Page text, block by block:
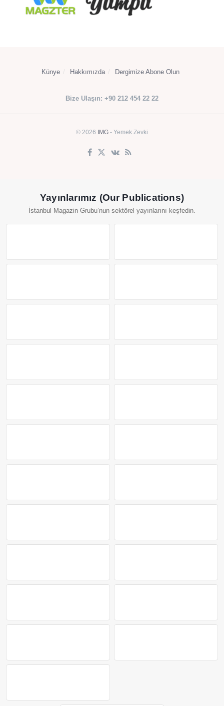
Künye Hakkımızda Dergimize Abone Olun
Bize Ulaşın: +90 212 454 22 22
© 2026 IMG - Yemek Zevki
Yayınlarımız (Our Publications)
İstanbul Magazin Grubu’nun sektörel yayınlarını keşfedin.